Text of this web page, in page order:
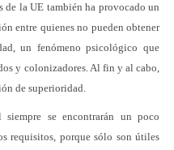
de la UE también ha provocado un
entre quienes no pueden obtener
un fenómeno psicológico que
y colonizadores. Al fin y al cabo,
de superioridad.
se encontrarán un poco
requisitos, porque sólo son útiles